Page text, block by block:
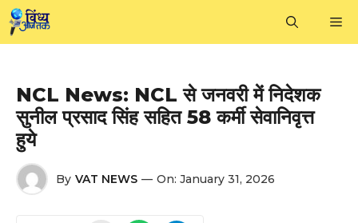
Skip
to
NCL News: NCL से जनवरी में निदेशक
सुनील प्रसाद सिंह सहित 58 कर्मी सेवानिवृत्त
हुये
By VAT NEWS — On: January 31, 2026